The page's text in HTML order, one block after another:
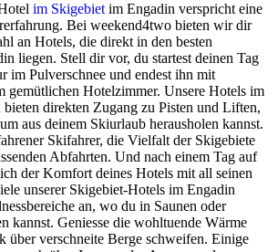
im Skigebiet im Engadin verspricht eine
Bei weekend4two bieten wir dir
an Hotels, die direkt in den besten
liegen. Stell dir vor, du startest deinen Tag
im Pulverschnee und endest ihn mit
gemütlichen Hotelzimmer. Unsere Hotels im
direkten Zugang zu Pisten und Liften,
aus deinem Skiurlaub herausholen kannst.
Skifahrer, die Vielfalt der Skigebiete
Abfahrten. Und nach einem Tag auf
der Komfort deines Hotels mit all seinen
unserer Skigebiet-Hotels im Engadin
an, wo du in Saunen oder
kannst. Geniesse die wohltuende Wärme
über verschneite Berge schweifen. Einige